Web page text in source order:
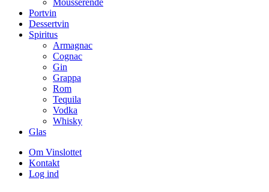
Portvin
Dessertvin
Spiritus
Armagnac
Cognac
Gin
Grappa
Rom
Tequila
Vodka
Whisky
Glas
Om Vinslottet
Kontakt
Log ind